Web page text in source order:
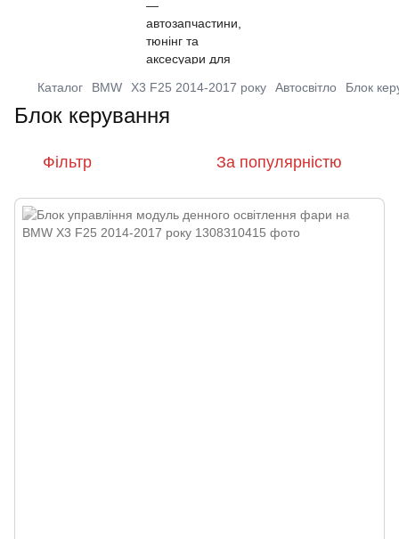
Каталог BMW X3 F25 2014-2017 року Автосвітло Блок
Блок керування
Фільтр За популярністю